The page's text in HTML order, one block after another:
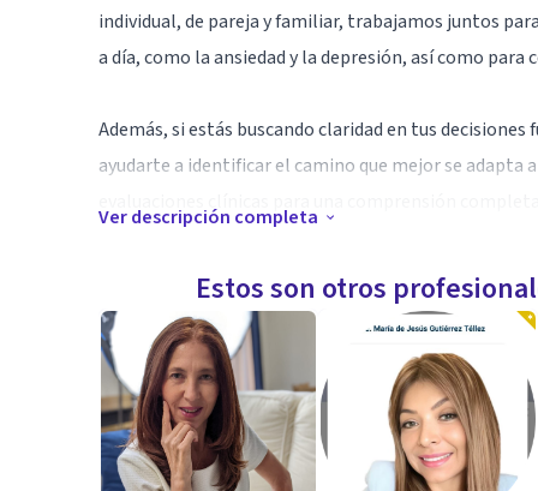
individual, de pareja y familiar, trabajamos juntos
a día, como la ansiedad y la depresión, así como
Además, si estás buscando claridad en tus
ayudarte a identificar el camino que mejor se
Con un enfoque personalizado y empático para
ayudarte a encontrar la fortaleza interior y el
Especialidad
Mi especialidad es la psicología clínica la cual me
como sociales de mis pacientes, ademas de
permitiendo que de esta manera puedan formular
Ver descripción completa
Estos son otros